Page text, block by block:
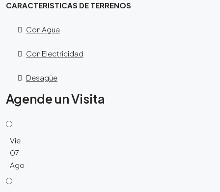
CARACTERISTICAS DE TERRENOS
Con Agua
Con Electricidad
Desagüe
Agende un Visita
Vie
07
Ago